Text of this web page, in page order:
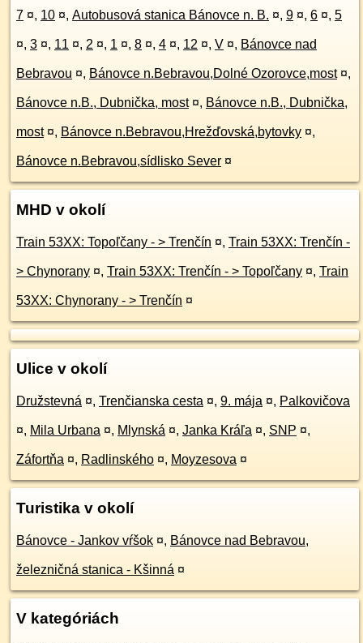
7 ¤, 10 ¤, Autobusová stanica Bánovce n. B. ¤, 9 ¤, 6 ¤, 5
¤, 3 ¤, 11 ¤, 2 ¤, 1 ¤, 8 ¤, 4 ¤, 12 ¤, V ¤, Bánovce nad
Bebravou ¤, Bánovce n.Bebravou,Dolné Ozorovce,most ¤,
Bánovce n.B., Dubnička, most ¤, Bánovce n.B., Dubnička,
most ¤, Bánovce n.Bebravou,Hrežďovská,bytovky ¤,
Bánovce n.Bebravou,sídlisko Sever ¤
MHD v okolí
Train 53XX: Topoľčany - > Trenčín ¤, Train 53XX: Trenčín -
> Chynorany ¤, Train 53XX: Trenčín - > Topoľčany ¤, Train
53XX: Chynorany - > Trenčín ¤
Ulice v okolí
Družstevná ¤, Trenčianska cesta ¤, 9. mája ¤, Palkovičova
¤, Mila Urbana ¤, Mlynská ¤, Janka Kráľa ¤, SNP ¤,
Záfortňa ¤, Radlinského ¤, Moyzesova ¤
Turistika v okolí
Bánovce - Jankov vŕšok ¤, Bánovce nad Bebravou,
železničná stanica - Kšinná ¤
V kategóriách